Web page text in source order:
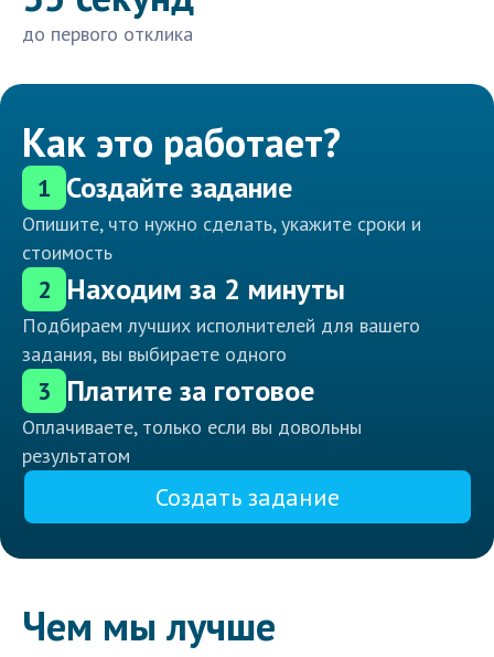
до первого отклика
Как это работает?
1 Создайте задание
Опишите, что нужно сделать, укажите сроки и
стоимость
2 Находим за 2 минуты
Подбираем лучших исполнителей для вашего
задания, вы выбираете одного
3 Платите за готовое
Оплачиваете, только если вы довольны
результатом
Создать задание
Чем мы лучше